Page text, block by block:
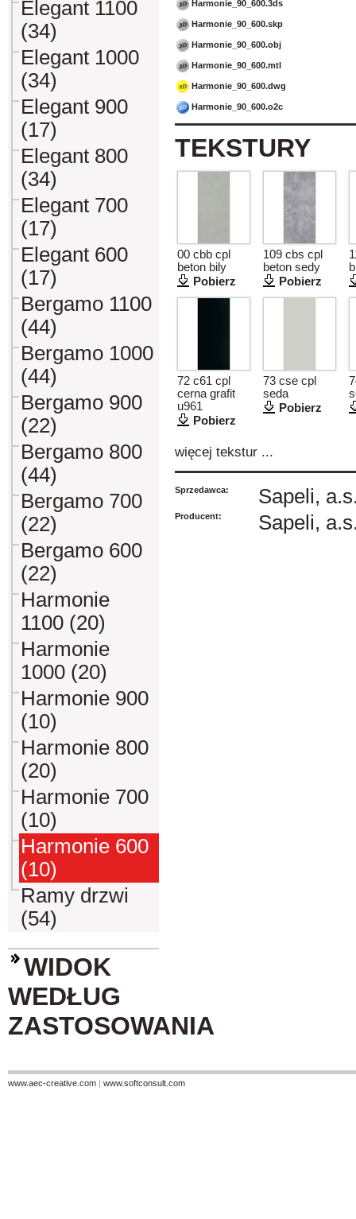
Elegant 1100
(34)
Elegant 1000
(34)
Elegant 900
(17)
Elegant 800
(34)
Elegant 700
(17)
Elegant 600
(17)
Bergamo 1100
(44)
Bergamo 1000
(44)
Bergamo 900
(22)
Bergamo 800
(44)
Bergamo 700
(22)
Bergamo 600
(22)
Harmonie
1100 (20)
Harmonie
1000 (20)
Harmonie 900
(10)
Harmonie 800
(20)
Harmonie 700
(10)
Harmonie 600
(10)
Ramy drzwi
(54)
WIDOK
WEDŁUG
ZASTOSOWANIA
Harmonie_90_600.3ds
Harmonie_90_600.skp
Harmonie_90_600.obj
Harmonie_90_600.mtl
Harmonie_90_600.dwg
Harmonie_90_600.o2c
TEKSTURY
00 cbb cpl
beton bily
Pobierz
109 cbs cpl
beton sedy
Pobierz
72 c61 cpl
cerna grafit
u961
Pobierz
73 cse cpl
seda
Pobierz
więcej tekstur ...
Sprzedawca: Sapeli,
Producent: Sapeli,
www.aec-creative.com | www.softconsult.com